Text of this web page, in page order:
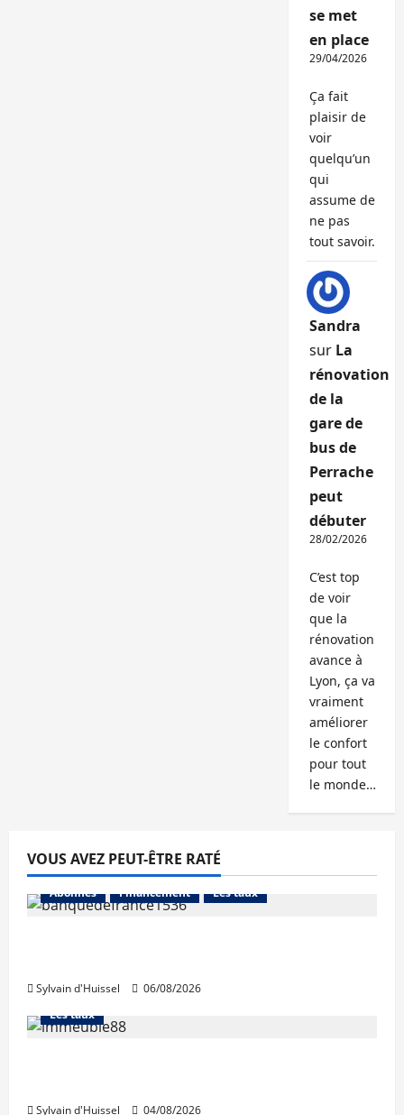
se met
en place
29/04/2026
Ça fait
plaisir de
voir
quelqu’un
qui
assume de
ne pas
tout savoir.
Sandra
sur La
rénovation
de la
gare de
bus de
Perrache
peut
débuter
28/02/2026
C’est top
de voir
que la
rénovation
avance à
Lyon, ça va
vraiment
améliorer
le confort
pour tout
le monde…
VOUS AVEZ PEUT-ÊTRE RATÉ
Abonnés Financement Les taux
Sylvain d'Huissel 06/08/2026
Abonnés Financement
Les taux
Sylvain d'Huissel
04/08/2026